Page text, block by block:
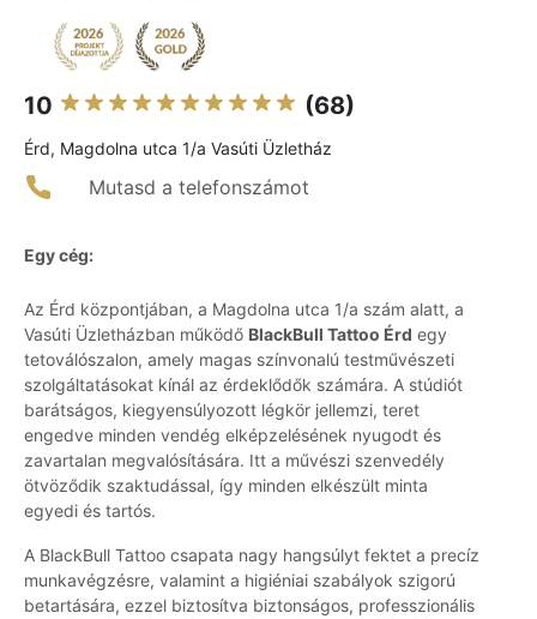
10 (68)
Érd, Magdolna utca 1/a Vasúti Üzletház
Mutasd a telefonszámot
Egy cég:
Az Érd központjában, a Magdolna utca 1/a szám alatt, a
Vasúti Üzletházban működő BlackBull Tattoo Érd egy
tetoválószalon, amely magas színvonalú testművészeti
szolgáltatásokat kínál az érdeklődők számára. A stúdiót
barátságos, kiegyensúlyozott légkör jellemzi, teret
engedve minden vendég elképzelésének nyugodt és
zavartalan megvalósítására. Itt a művészi szenvedély
ötvöződik szaktudással, így minden elkészült minta
egyedi és tartós.
A BlackBull Tattoo csapata nagy hangsúlyt fektet a precíz
munkavégzésre, valamint a higiéniai szabályok szigorú
betartására, ezzel biztosítva biztonságos, professzionális